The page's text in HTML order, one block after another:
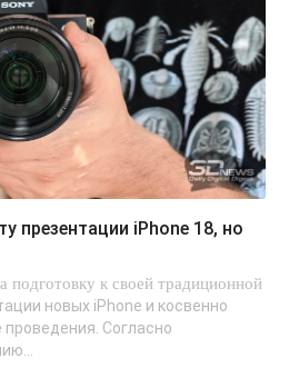
подготовку к своей традиционной
новых iPhone и косвенно
Согласно